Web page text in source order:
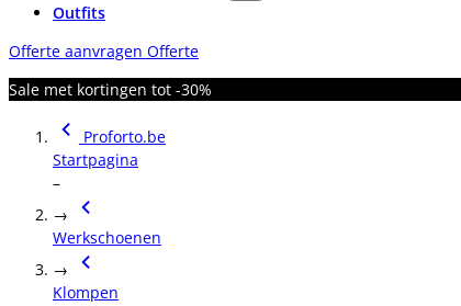
Outfits
Offerte aanvragen Offerte
Sale met kortingen tot -30%
Proforto.be
Startpagina
–
→
Werkschoenen
→
Klompen